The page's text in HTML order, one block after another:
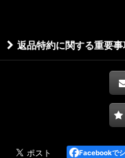
返品特約に関する重要事
Facebookで